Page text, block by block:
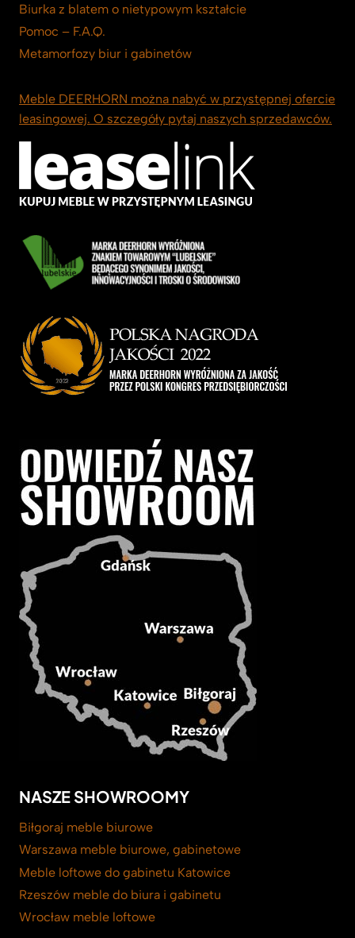
Biurka z blatem o nietypowym kształcie
Pomoc – F.A.Q.
Metamorfozy biur i gabinetów
Meble DEERHORN można nabyć w przystępnej ofercie
leasingowej. O szczegóły pytaj naszych sprzedawców.
NASZE SHOWROOMY
Biłgoraj meble biurowe
Warszawa meble biurowe, gabinetowe
Meble loftowe do gabinetu Katowice
Rzeszów meble do biura i gabinetu
Wrocław meble loftowe